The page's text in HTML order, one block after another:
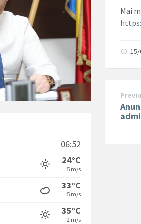
Mai
06:52
24°C
5 m/s
33°C
5 m/s
35°C
2 m/s